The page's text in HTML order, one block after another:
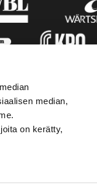
median,
on kerätty,